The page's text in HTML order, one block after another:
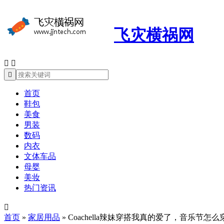
飞灾横祸网
 

首页
鞋包
美食
男装
数码
内衣
文体车品
母婴
美妆
热门资讯

首页 » 家居用品 » Coachella辣妹穿搭我真的爱了，音乐节怎么